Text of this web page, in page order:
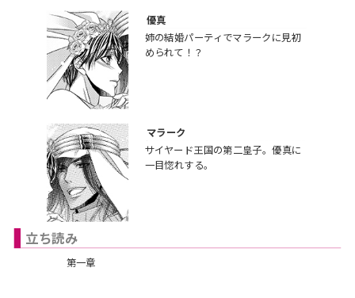
優真
姉の結婚パーティでマラークに見初
められて！？
マラーク
サイヤード王国の第二皇子。優真に
一目惚れする。
立ち読み
第一章